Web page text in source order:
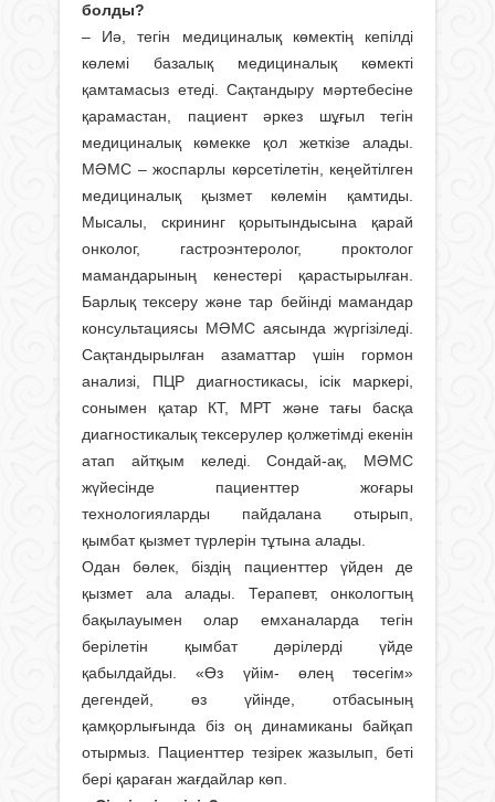
болды?
– Иә, тегін медициналық көмектің кепілді
көлемі базалық медициналық көмекті
қамтамасыз етеді. Сақтандыру мәртебесіне
қарамастан, пациент әркез шұғыл тегін
медициналық көмекке қол жеткізе алады.
МӘМС – жоспарлы көрсетілетін, кеңейтілген
медициналық қызмет көлемін қамтиды.
Мысалы, скрининг қорытындысына қарай
онколог, гастроэнтеролог, проктолог
мамандарының кенестері қарастырылған.
Барлық тексеру және тар бейінді мамандар
консультациясы МӘМС аясында жүргізіледі.
Сақтандырылған азаматтар үшін гормон
анализі, ПЦР диагностикасы, ісік маркері,
сонымен қатар КТ, МРТ және тағы басқа
диагностикалық тексерулер қолжетімді екенін
атап айтқым келеді. Сондай-ақ, МӘМС
жүйесінде пациенттер жоғары
технологияларды пайдалана отырып,
қымбат қызмет түрлерін тұтына алады.
Одан бөлек, біздің пациенттер үйден де
қызмет ала алады. Терапевт, онкологтың
бақылауымен олар емханаларда тегін
берілетін қымбат дәрілерді үйде
қабылдайды. «Өз үйім- өлең төсегім»
дегендей, өз үйінде, отбасының
қамқорлығында біз оң динамиканы байқап
отырмыз. Пациенттер тезірек жазылып, беті
бері қараған жағдайлар көп.